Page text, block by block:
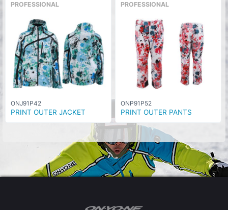
PROFESSIONAL
ONJ91P42
PRINT OUTER JACKET
PROFESSIONAL
ONP91P52
PRINT OUTER PANTS